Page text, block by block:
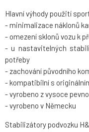
Hlavní výhody použití
- minimalizace náklonů
- omezení sklonů vozu k
- u nastavitelných
potřeby
- zachování původního
- kompatibilní s
- vyrobeno z vysoce
- vyrobeno v Německu
Stabilizátory podvozku